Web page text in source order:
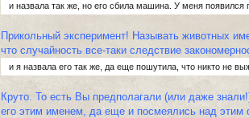
и назвала так же, но его сбила машина. У меня появился
Прикольный эксперимент! Называть животных
что случайность все-таки следствие
и я назвала его так же, да еще пошутила, что никто не
Круто. То есть Вы предполагали (или даже
его этим именем, да еще и посмеялись над этим